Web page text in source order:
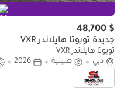
$ 48,700
جديدة تويوتا هايلاندر VXR
تويوتا هايلاندر VXR
دبي
صينية 2026